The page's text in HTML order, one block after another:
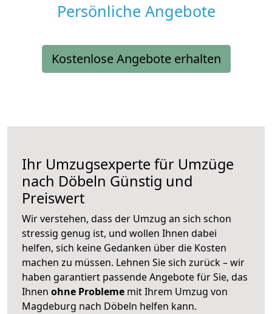
Persönliche Angebote
Kostenlose Angebote erhalten
Ihr Umzugsexperte für Umzüge
nach Döbeln Günstig und
Preiswert
Wir verstehen, dass der Umzug an sich schon
stressig genug ist, und wollen Ihnen dabei
helfen, sich keine Gedanken über die Kosten
machen zu müssen. Lehnen Sie sich zurück – wir
haben garantiert passende Angebote für Sie, das
Ihnen ohne Probleme mit Ihrem Umzug von
Magdeburg nach Döbeln helfen kann.